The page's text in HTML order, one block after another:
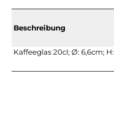
Beschreibung
Kaffeeglas 20cl; Ø: 6,6cm;